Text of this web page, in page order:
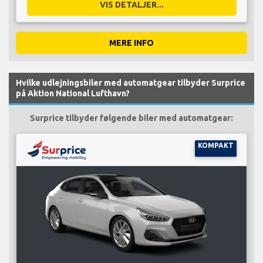
VIS DETALJER...
MERE INFO
Hvilke udlejningsbiler med automatgear tilbyder Surprice
på Aktion National Lufthavn?
Surprice tilbyder følgende biler med automatgear:
KOMPAKT